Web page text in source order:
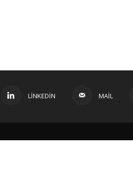
LINKEDIN MAIL